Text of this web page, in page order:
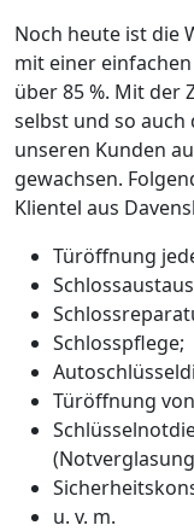
Noch heute ist die
mit einer
über 85 %. Mit der
selbst und so auch
unseren Kunden
gewachsen.
Klientel aus
Türöffnung
Schlosspflege;
Türöffnung
u. v. m.